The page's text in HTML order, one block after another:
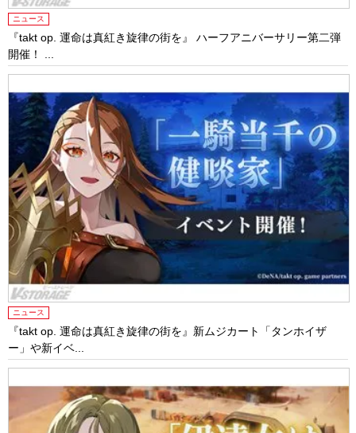
ニュース
『takt op. 運命は真紅き旋律の街を』 ハーフアニバーサリー第二弾
開催！ ...
ニュース
『takt op. 運命は真紅き旋律の街を』新ムジカート「タンホイザ
ー」や新イベ...